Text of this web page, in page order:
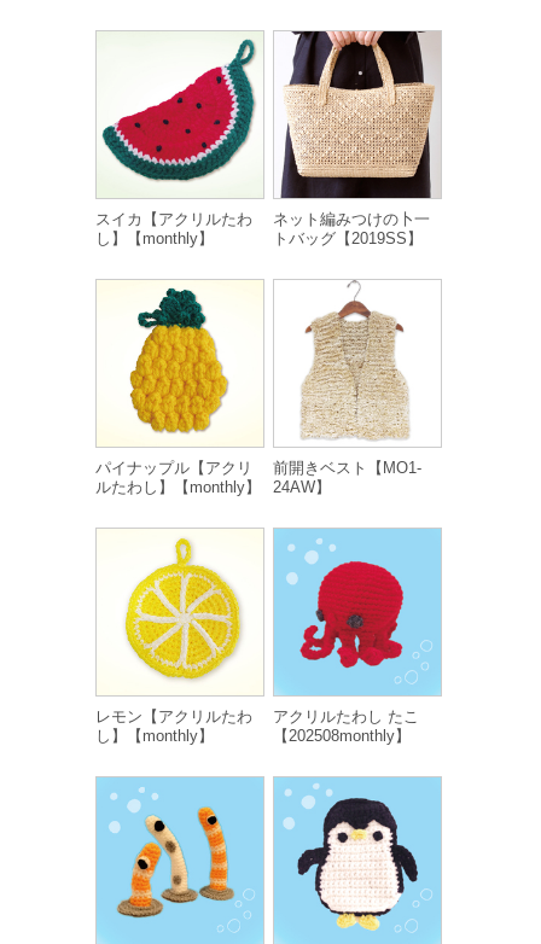
スイカ【アクリルたわ
し】【monthly】
ネット編みつけの卜一
トバッグ【2019SS】
パイナップル【アクリ
ルたわし】【monthly】
前開きベスト【MO1-
24AW】
レモン【アクリルたわ
し】【monthly】
アクリルたわし たこ
【202508monthly】